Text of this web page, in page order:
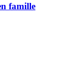
famille